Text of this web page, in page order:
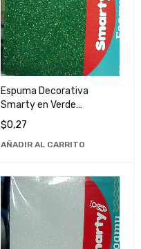
Espuma Decorativa
Smarty en Verde
Escarchado - Ideal para
Manualidades y Proyectos
Creativos
$0,27
AÑADIR AL CARRITO